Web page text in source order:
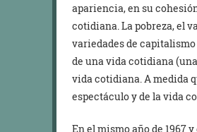
apariencia, en su
cotidiana. La pobreza, el
variedades de
de una vida cotidiana
vida cotidiana. A medida
espectáculo y de la vida
En el mismo año de 1967